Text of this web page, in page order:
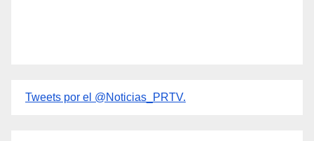
Tweets por el @Noticias_PRTV.